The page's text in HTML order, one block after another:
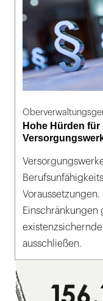
Hohe Hürden
ausschließen.